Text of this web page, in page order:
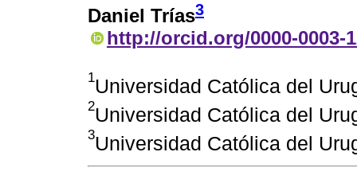
Daniel Trías3
http://orcid.org/0000-0003-
1Universidad Católica del
2Universidad Católica del
3Universidad Católica del